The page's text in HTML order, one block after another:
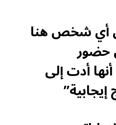
أي شخص هنا
حضور
أدت إلى
إيجابية”